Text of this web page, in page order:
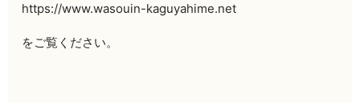
https://www.wasouin-kaguyahime.net
をご覧ください。